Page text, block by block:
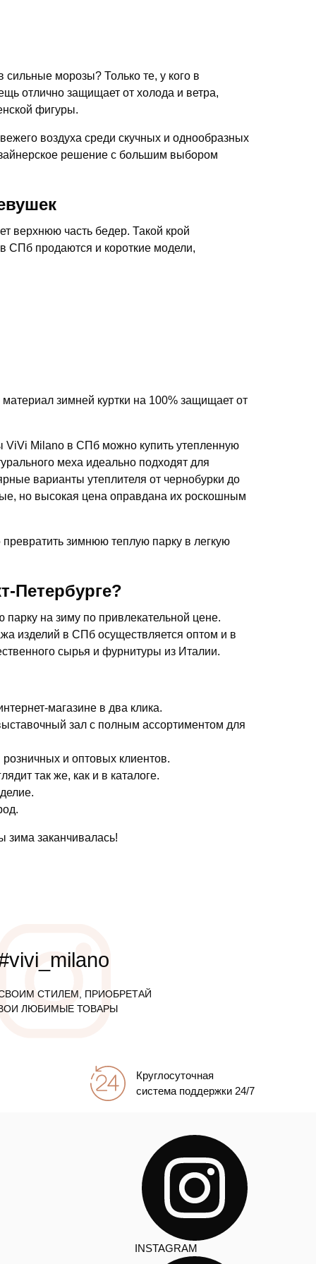
сильные морозы? Только те, у кого в
отлично защищает от холода и ветра,
фигуры.
воздуха среди скучных и однообразных
решение с большим выбором
верхнюю часть бедер. Такой крой
СПб продаются и короткие модели,
зимней куртки на 100% защищает от
ViVi Milano в СПб можно купить утепленную
меха идеально подходят для
варианты утеплителя от чернобурки до
но высокая цена оправдана их роскошным
зимнюю теплую парку в легкую
Петербурге?
на зиму по привлекательной цене.
изделий в СПб осуществляется оптом и в
сырья и фурнитуры из Италии.
магазине в два клика.
зал с полным ассортиментом для
и оптовых клиентов.
так же, как и в каталоге.
зима заканчивалась!
СТИЛЕМ, ПРИОБРЕТАЙ
ЛЮБИМЫЕ ТОВАРЫ
Круглосуточная
система поддержки 24/7
INSTAGRAM